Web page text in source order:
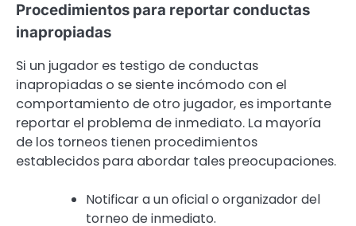
Procedimientos para reportar conductas
inapropiadas
Si un jugador es testigo de conductas
inapropiadas o se siente incómodo con el
comportamiento de otro jugador, es importante
reportar el problema de inmediato. La mayoría
de los torneos tienen procedimientos
establecidos para abordar tales preocupaciones.
Notificar a un oficial o organizador del
torneo de inmediato.